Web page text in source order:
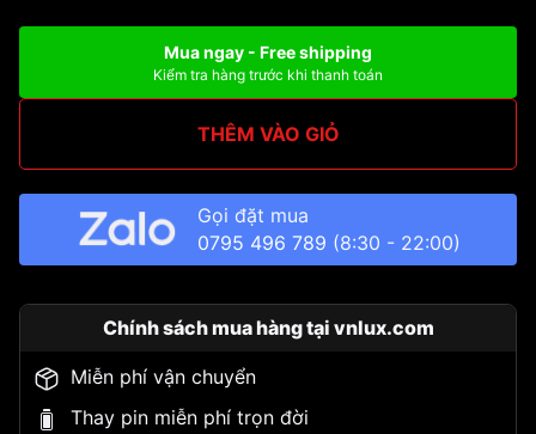
Mua ngay - Free shipping
Kiểm tra hàng trước khi thanh toán
THÊM VÀO GIỎ
Gọi đặt mua
0795 496 789 (8:30 - 22:00)
Chính sách mua hàng tại vnlux.com
Miễn phí vận chuyển
Thay pin miễn phí trọn đời